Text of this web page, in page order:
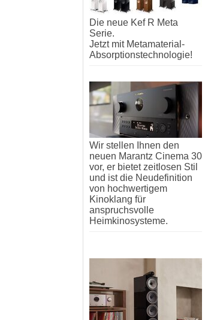
Die neue Kef R Meta
Serie.
Jetzt mit Metamaterial-
Absorptionstechnologie!
Wir stellen Ihnen den
neuen Marantz Cinema 30
vor, er bietet zeitlosen Stil
und ist die Neudefinition
von hochwertigem
Kinoklang für
anspruchsvolle
Heimkinosysteme.